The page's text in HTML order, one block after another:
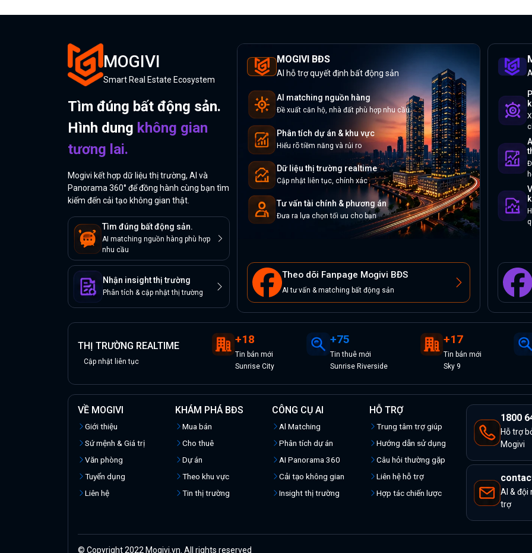
MOGIVI
Smart Real Estate Ecosystem
Tìm đúng bất động sản.
Hình dung không gian
tương lai.
Mogivi kết hợp dữ liệu thị trường, AI và
Panorama 360° để đồng hành cùng bạn tìm
kiếm đến cải tạo không gian thật.
Tìm đúng bất động sản.
AI matching nguồn hàng phù hợp
nhu cầu
Nhận insight thị trường
Phân tích & cập nhật thị trường
MOGIVI BĐS
AI hỗ trợ quyết định bất động sản
AI matching nguồn hàng
Đề xuất căn hộ, nhà đất phù hợp nhu cầu
Phân tích dự án & khu vực
Hiểu rõ tiềm năng và rủi ro
Dữ liệu thị trường realtime
Cập nhật liên tục, chính xác
Tư vấn tài chính & phương án
Đưa ra lựa chọn tối ưu cho bạn
Theo dõi Fanpage Mogivi BĐS
AI tư vấn & matching bất động sản
THỊ TRƯỜNG REALTIME
Cập nhật liên tục
+18
Tin bán mới
Sunrise City
+75
Tinthuê mới
Sunrise Riverside
+17
Tin bán mới
Sky 9
VỀ MOGIVI
Giới thiệu
Sứ mệnh & Giá trị
Văn phòng
Tuyển dụng
Liên hệ
KHÁM PHÁ BĐS
Mua bán
Cho thuê
Dự án
Theo khu vực
Tin thị trường
CÔNG CỤ AI
Al Matching
Phân tích dự án
AI Panorama 360
Cải tạo không gian
Insight thị trường
HỖ TRỢ
Trung tâm trợ giúp
Hướng dẫn sử dụng
Câu hỏi thường gặp
Liên hệ hỗ trợ
Hợp tác chiến lược
1800
Hỗ trợ
Mogivi
AI & đội
trợ
© Copyright 2022 Mogivi.vn. All rights reserved